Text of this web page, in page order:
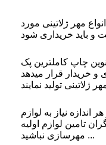
مهر ژلاتینی مورد
و باید خریداری شود
چاپ کاملترین پک
و خریدار قرار میدهد
نیاز به لوازم
تامین لوازم اولیه
مهرسازی نباشید ...